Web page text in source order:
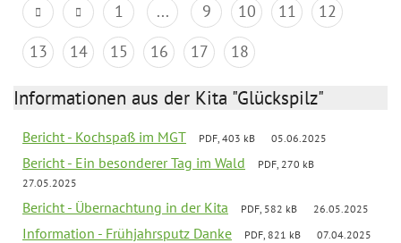
1 ... 9 10 11
12
13
14 15 16 17 18
Informationen aus der Kita "Glückspilz"
Bericht - Kochspaß im MGT PDF, 403 kB 05.06.2025
Bericht - Ein besonderer Tag im Wald
PDF, 270 kB
27.05.2025
Bericht - Übernachtung in der Kita PDF, 582 kB 26.05.2025
Information - Frühjahrsputz Danke PDF, 821 kB 07.04.2025